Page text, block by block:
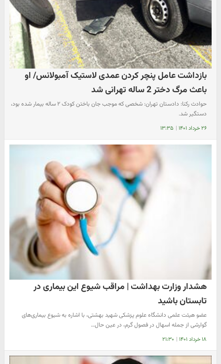
بازداشت عامل پنچر کردن عمدی لاستیک آمبولانس/ او
باعث مرگ دختر 2 ساله تهرانی شد
حوادث رکنا: دادستان تهران: شخصی که موجب جان باختن کودک ۲ ساله بیمار شده بود،
دستگیر شد.
۲۶ خرداد ۱۴۰۱ | ۱۳:۳۵
هشدار وزارت بهداشت | مراقب شیوع این بیماری در
تابستان باشید
عضو هیئت علمی دانشگاه علوم پزشکی شهید بهشتی، با اشاره به شیوع بیماری‌های
گوارشی از جمله اسهال در فصول گرم، در عین حال…
۱۸ خرداد ۱۴۰۱ | ۲۱:۳۰